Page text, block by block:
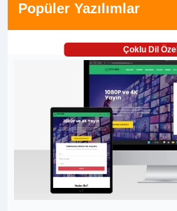
Popüler Yazılımlar
Çoklu Dil